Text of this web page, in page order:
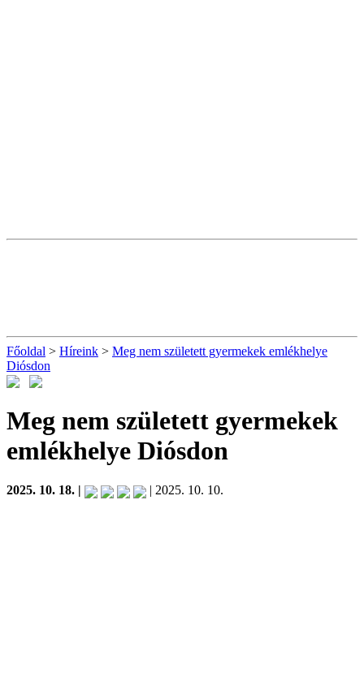
Főoldal > Híreink > Meg nem született gyermekek emlékhelye
Diósdon
Meg nem született gyermekek
emlékhelye Diósdon
2025. 10. 18. | | 2025. 10. 10.